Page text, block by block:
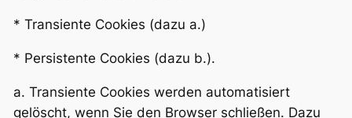
* Transiente Cookies (dazu a.)
* Persistente Cookies (dazu b.).
a. Transiente Cookies werden automatisiert
gelöscht, wenn Sie den Browser schließen. Dazu